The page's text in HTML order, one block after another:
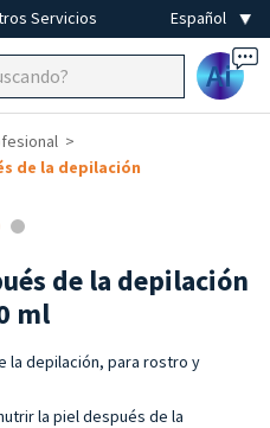
Servicios
Ai
de la depilación
de la depilación
ml
la depilación, para rostro y
la piel después de la